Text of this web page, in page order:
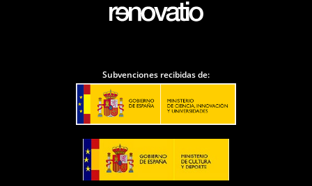
Subvenciones recibidas de: